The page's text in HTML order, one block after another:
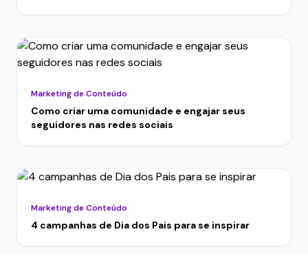
Marketing de Conteúdo
Como criar uma comunidade e engajar seus
seguidores nas redes sociais
Marketing de Conteúdo
4 campanhas de Dia dos Pais para se inspirar